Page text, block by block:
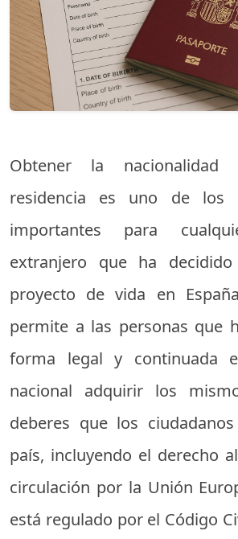
Obtener la nacionalidad
residencia es uno de los
importantes para
extranjero que ha
proyecto de vida en
permite a las personas que
forma legal y continuada
nacional adquirir los
deberes que los
país, incluyendo el derecho
circulación por la Unión
está regulado por el Código